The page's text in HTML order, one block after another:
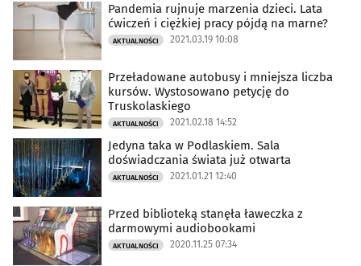
Pandemia rujnuje marzenia dzieci. Lata
ćwiczeń i ciężkiej pracy pójdą na marne?
AKTUALNOŚCI 2021.03.19 10:08
Przeładowane autobusy i mniejsza liczba
kursów. Wystosowano petycję do
Truskolaskiego
AKTUALNOŚCI 2021.02.18 14:52
Jedyna taka w Podlaskiem. Sala
doświadczania świata już otwarta
AKTUALNOŚCI 2021.01.21 12:40
Przed biblioteką stanęła ławeczka z
darmowymi audiobookami
AKTUALNOŚCI 2020.11.25 07:34